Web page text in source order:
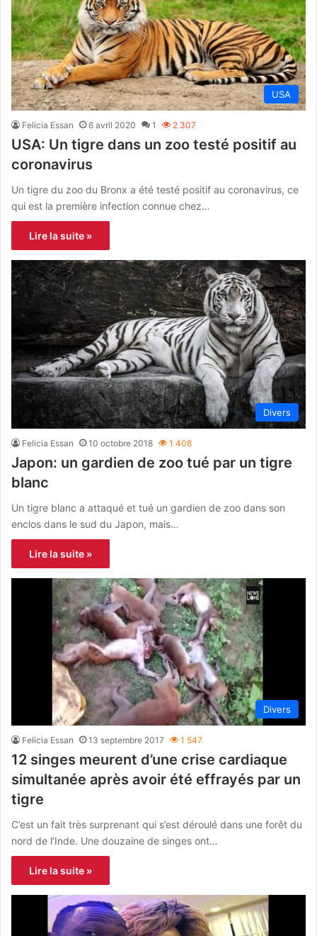
USA
Felicia Essan 6 avril 2020 1 2 307
USA: Un tigre dans un zoo testé positif au
coronavirus
Un tigre du zoo du Bronx a été testé positif au coronavirus, ce
qui est la première infection connue chez…
Lire la suite »
Divers
Felicia Essan 10 octobre 2018 1 408
Japon: un gardien de zoo tué par un tigre
blanc
Un tigre blanc a attaqué et tué un gardien de zoo dans son
enclos dans le sud du Japon, mais…
Lire la suite »
Divers
Felicia Essan 13 septembre 2017 1 547
12 singes meurent d’une crise cardiaque
simultanée après avoir été effrayés par un
tigre
C’est un fait très surprenant qui s’est déroulé dans une forêt du
nord de l’Inde. Une douzaine de singes ont…
Lire la suite »